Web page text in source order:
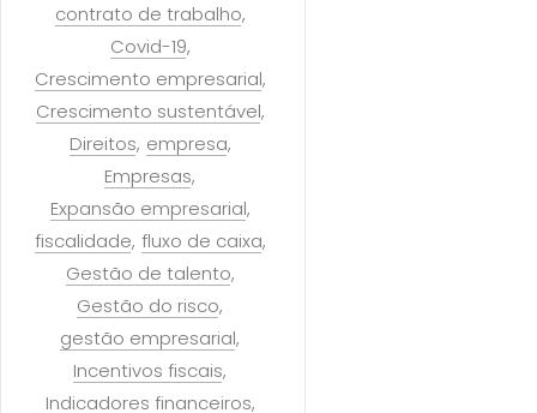
contrato de trabalho
Covid-19
Crescimento empresarial
Crescimento sustentável
Direitos empresa
Empresas
Expansão empresarial
fiscalidade fluxo de caixa
Gestão de talento
Gestão do risco
gestão empresarial
Incentivos fiscais
Indicadores financeiros